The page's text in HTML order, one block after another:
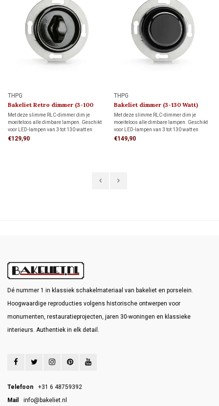
THPG
Bakeliet Retro dimmer (3-100
Watt) 1930
Met deze slimme RLC-dimmer dim je
moeiteloos alle dimbare lampen. Geschikt
voor LED-lampen van 3 tot 130 watt en
andere lampen van 7 tot 350 watt. Dankzij
€129,90
THPG
Bakeliet dimmer (3-130 Watt)
1930
Met deze slimme RLC-dimmer dim je
moeiteloos alle dimbare lampen. Geschikt
voor LED-lampen van 3 tot 130 watt en
andere lampen van 7 tot 350 watt. Dankzij
€149,90
Dé nummer 1 in klassiek schakelmateriaal van bakeliet en porselein.
Hoogwaardige reproducties volgens historische ontwerpen voor
monumenten, restauratieprojecten, jaren 30-woningen en klassieke
interieurs. Authentiek in elk detail.
Telefoon
+31 6 48759392
Mail
info@bakeliet.nl